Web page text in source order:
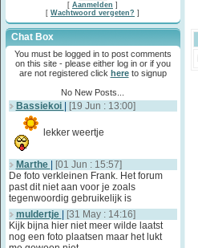
[ Aanmelden ]
[ Wachtwoord vergeten? ]
Chat Box
You must be logged in to post comments
on this site - please either log in or if you
are not registered click hereto signup
No New Posts...
Bassiekoi [19 Jun : 13:00]
lekker weertje
Marthe
[01 Jun : 15:57]
De foto verkleinen Frank. Het forum
past dit niet aan voor je zoals
tegenwoordig gebruikelijk is
muldertje
[31 May : 14:16]
Kijk bijna hier niet meer wilde laatst
nog een foto plaatsen maar het lukt